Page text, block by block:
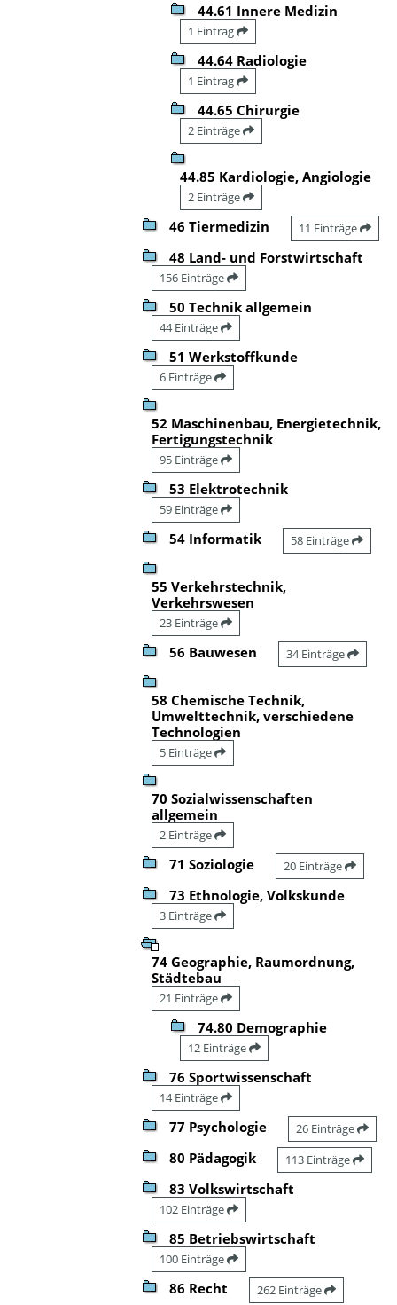
44.61 Innere Medizin
1 Eintrag
44.64 Radiologie
1 Eintrag
44.65 Chirurgie
2 Einträge
44.85 Kardiologie, Angiologie
2 Einträge
46 Tiermedizin 11 Einträge
48 Land- und Forstwirtschaft
156 Einträge
50 Technik allgemein
44 Einträge
51 Werkstoffkunde
6 Einträge
52 Maschinenbau, Energietechnik,
Fertigungstechnik
95 Einträge
53 Elektrotechnik
59 Einträge
54 Informatik 58 Einträge
55 Verkehrstechnik,
Verkehrswesen
23 Einträge
56 Bauwesen 34 Einträge
58 Chemische Technik,
Umwelttechnik, verschiedene
Technologien
5 Einträge
70 Sozialwissenschaften
allgemein
2 Einträge
71 Soziologie 20 Einträge
73 Ethnologie, Volkskunde
3 Einträge
74 Geographie, Raumordnung,
Städtebau
21 Einträge
74.80 Demographie
12 Einträge
76 Sportwissenschaft
14 Einträge
77 Psychologie 26 Einträge
80 Pädagogik 113 Einträge
83 Volkswirtschaft
102 Einträge
85 Betriebswirtschaft
100 Einträge
86 Recht 262 Einträge